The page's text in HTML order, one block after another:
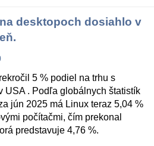
desktopoch dosiahlo v
5 % podiel na trhu s
USA . Podľa globálnych štatistík
jún 2025 má Linux teraz 5,04 %
počítačmi, čím prekonal
predstavuje 4,76 %.